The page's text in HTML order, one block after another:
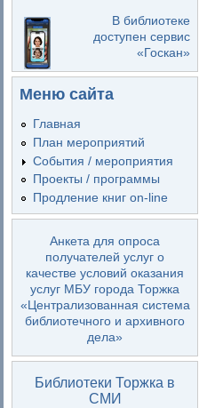
В библиотеке
доступен сервис
«Госкан»
Меню сайта
Главная
План мероприятий
События / мероприятия
Проекты / программы
Продление книг on-line
Анкета для опроса
получателей услуг о
качестве условий оказания
услуг МБУ города Торжка
«Централизованная система
библиотечного и архивного
дела»
Библиотеки Торжка в
СМИ